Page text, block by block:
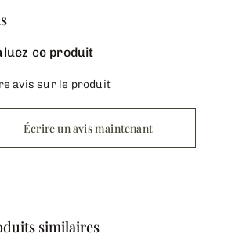
ce produit
avis sur le produit
Écrire un avis maintenant
similaires